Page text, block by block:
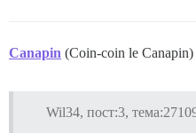
Canapin (Coin-coin le Canapin)
Wil34, пост:3,